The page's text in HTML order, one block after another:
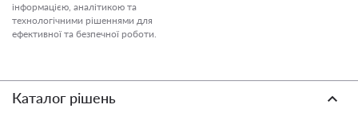
інформацією, аналітикою та
технологічними рішеннями для
ефективної та безпечної роботи.
Каталог рішень